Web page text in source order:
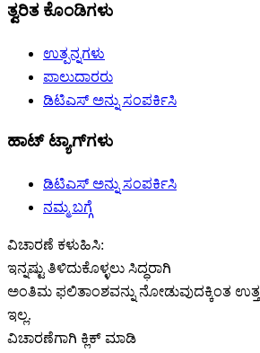
ತ್ವರಿತ ಕೊಂಡಿಗಳು
ಉತ್ಪನ್ನಗಳು
ಪಾಲುದಾರರು
ಡಿಟಿಎಸ್ ಅನ್ನು ಸಂಪರ್ಕಿಸಿ
ಹಾಟ್ ಟ್ಯಾಗ್‌ಗಳು
ಡಿಟಿಎಸ್ ಅನ್ನು ಸಂಪರ್ಕಿಸಿ
ನಮ್ಮ ಬಗ್ಗೆ
ವಿಚಾರಣೆ ಕಳುಹಿಸಿ:
ಇನ್ನಷ್ಟು ತಿಳಿದುಕೊಳ್ಳಲು ಸಿದ್ಧರಾಗಿ
ಅಂತಿಮ ಫಲಿತಾಂಶವನ್ನು ನೋಡುವುದಕ್ಕಿಂತ
ಇಲ್ಲ.
ವಿಚಾರಣೆಗಾಗಿ ಕ್ಲಿಕ್ ಮಾಡಿ